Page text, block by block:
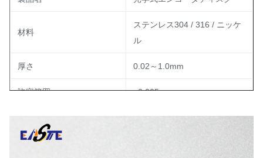
材料
ステンレス304 / 316 / ニッケ
ル
厚さ 0.02～1.0mm
許容範囲 ±0.005mm
最小線幅 0.01mm
応用 ロータリーエンコーダ